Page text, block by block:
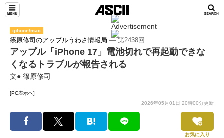
iphone/mac
篠原修司のアップルうわさ情報局 ― 第2438回
アップル「iPhone 17」電池切れで再起動できな
くなるトラブルが報告される
文● 篠原修司
[PC表示へ]
2026年05月01日 20時00分更新
お気に入り